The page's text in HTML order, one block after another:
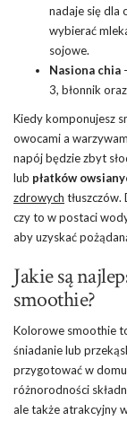
nadaje się dla
wybierać
sojowe.
Nasiona chia
3, błonnik
Kiedy komponujesz
owocami a
napój będzie zbyt
lub płatków
zdrowych tłuszczów.
czy to w postaci
aby uzyskać
Jakie są
smoothie?
Kolorowe smoothie
śniadanie lub
przygotować w
różnorodności
ale także atrakcyjny